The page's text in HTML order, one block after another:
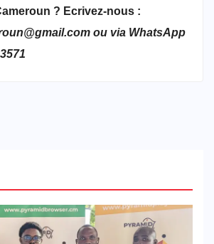
? Ecrivez-nous :
ou via WhatsApp